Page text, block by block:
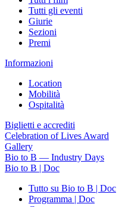
Tutti gli eventi
Giurie
Sezioni
Premi
Informazioni
Location
Mobilità
Ospitalità
Biglietti e accrediti
Celebration of Lives Award
Gallery
Bio to B — Industry Days
Bio to B | Doc
Tutto su Bio to B | Doc
Programma | Doc